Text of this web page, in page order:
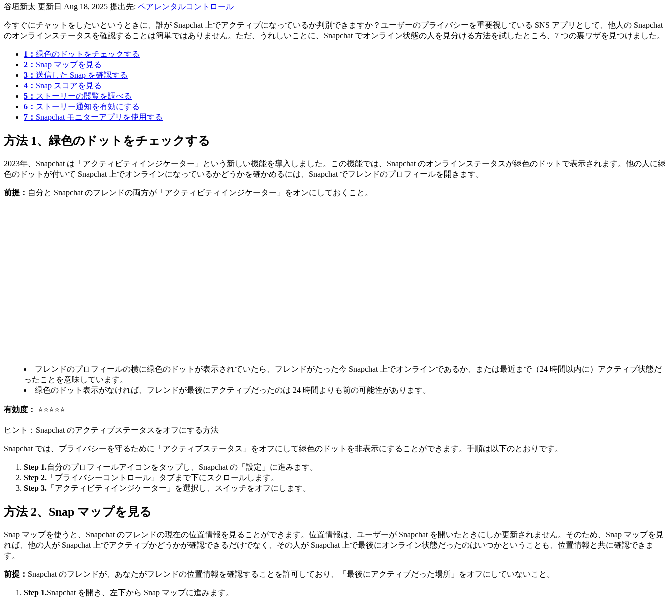
谷垣新太 更新日 Aug 18, 2025 提出先: ペアレンタルコントロール
今すぐにチャットをしたいというときに、誰が Snapchat 上でアクティブになっているか判別できますか？ユーザーのプライバシーを重要視している SNS アプリとして、他人の Snapchat
のオンラインステータスを確認することは簡単ではありません。ただ、うれしいことに、Snapchat でオンライン状態の人を見分ける方法を試したところ、7 つの裏ワザを見つけました。
1： 緑色のドットをチェックする
2： Snap マップを見る
3： 送信した Snap を確認する
4： Snap スコアを見る
5： ストーリーの閲覧を調べる
6： ストーリー通知を有効にする
7： Snapchat モニターアプリを使用する
方法 1、緑色のドットをチェックする
2023年、Snapchat は「アクティビティインジケーター」という新しい機能を導入しました。この機能では、Snapchat のオンラインステータスが緑色のドットで表示されます。他の人に緑
色のドットが付いて Snapchat 上でオンラインになっているかどうかを確かめるには、Snapchat でフレンドのプロフィールを開きます。
前提： 自分と Snapchat のフレンドの両方が「アクティビティインジケーター」をオンにしておくこと。
フレンドのプロフィールの横に緑色のドットが表示されていたら、フレンドがたった今 Snapchat 上でオンラインであるか、または最近まで（24 時間以内に）アクティブ状態だ
ったことを意味しています。
緑色のドット表示がなければ、フレンドが最後にアクティブだったのは 24 時間よりも前の可能性があります。
有効度： ⭐⭐⭐⭐⭐
ヒント：Snapchat のアクティブステータスをオフにする方法
Snapchat では、プライバシーを守るために「アクティブステータス」をオフにして緑色のドットを非表示にすることができます。手順は以下のとおりです。
Step 1.自分のプロフィールアイコンをタップし、Snapchat の「設定」に進みます。
Step 2. 「プライバシーコントロール」タブまで下にスクロールします。
Step 3. 「アクティビティインジケーター」を選択し、スイッチをオフにします。
方法 2、Snap マップを見る
Snap マップを使うと、Snapchat のフレンドの現在の位置情報を見ることができます。位置情報は、ユーザーが Snapchat を開いたときにしか更新されません。そのため、Snap マップを見
れば、他の人が Snapchat 上でアクティブかどうかが確認できるだけでなく、その人が Snapchat 上で最後にオンライン状態だったのはいつかということも、位置情報と共に確認できま
す。
前提： Snapchat のフレンドが、あなたがフレンドの位置情報を確認することを許可しており、「最後にアクティブだった場所」をオフにしていないこと。
Step 1.Snapchat を開き、左下から Snap マップに進みます。